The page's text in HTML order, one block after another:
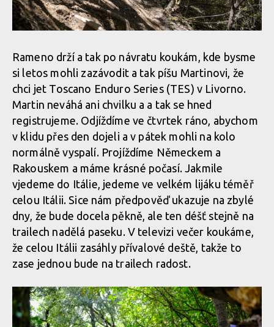
Rameno drží a tak po návratu koukám, kde bysme
si letos mohli zazávodit a tak píšu Martinovi, že
chci jet Toscano Enduro Series (TES) v Livorno.
Martin neváhá ani chvilku a a tak se hned
registrujeme. Odjíždíme ve čtvrtek ráno, abychom
v klidu přes den dojeli a v pátek mohli na kolo
normálně vyspalí. Projíždíme Německem a
Rakouskem a máme krásné počasí. Jakmile
vjedeme do Itálie, jedeme ve velkém lijáku téměř
celou Itálii. Sice nám předpověď ukazuje na zbylé
dny, že bude docela pěkně, ale ten déšť stejně na
trailech nadělá paseku. V televizi večer koukáme,
že celou Itálii zasáhly přívalové deště, takže to
zase jednou bude na trailech radost.